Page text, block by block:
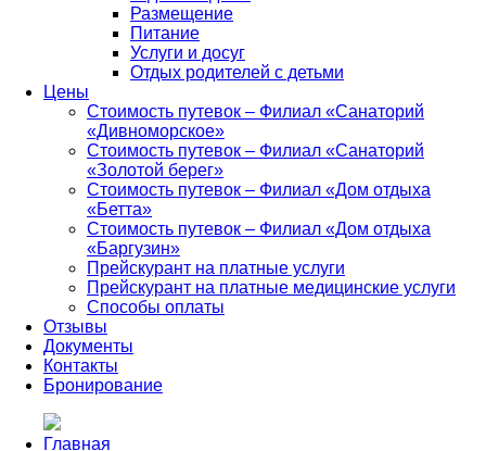
Размещение
Питание
Услуги и досуг
Отдых родителей с детьми
Цены
Стоимость путевок – Филиал «Санаторий
«Дивноморское»
Стоимость путевок – Филиал «Санаторий
«Золотой берег»
Стоимость путевок – Филиал «Дом отдыха
«Бетта»
Стоимость путевок – Филиал «Дом отдыха
«Баргузин»
Прейскурант на платные услуги
Прейскурант на платные медицинские услуги
Способы оплаты
Отзывы
Документы
Контакты
Бронирование
Главная